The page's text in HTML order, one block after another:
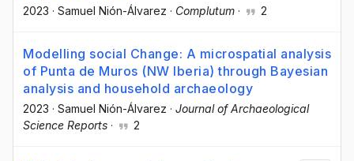
2023 · Samuel Nión-Álvarez · Complutum · 2
Modelling social Change: A microspatial analysis
of Punta de Muros (NW Iberia) through Bayesian
analysis and household archaeology
2023 · Samuel Nión-Álvarez · Journal of Archaeological
Science Reports · 2